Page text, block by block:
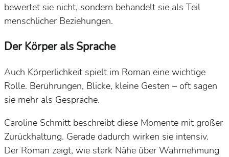
bewertet sie nicht, sondern behandelt sie als Teil
menschlicher Beziehungen.
Der Körper als Sprache
Auch Körperlichkeit spielt im Roman eine wichtige
Rolle. Berührungen, Blicke, kleine Gesten – oft sagen
sie mehr als Gespräche.
Caroline Schmitt beschreibt diese Momente mit großer
Zurückhaltung. Gerade dadurch wirken sie intensiv.
Der Roman zeigt, wie stark Nähe über Wahrnehmung